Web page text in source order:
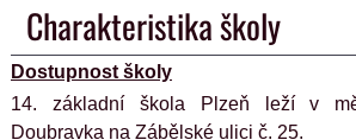
​Charakteristika školy
Dostupnost školy
14. základní škola Plzeň leží v
Doubravka na Zábělské ulici č. 25.